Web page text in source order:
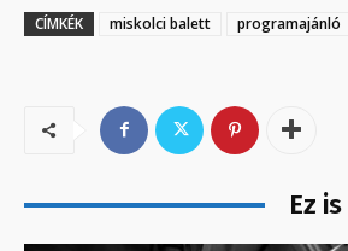
CÍMKÉK miskolci balett programajánló
Ez